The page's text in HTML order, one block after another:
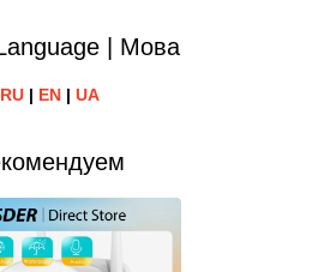
| Мова
RU| EN| UA